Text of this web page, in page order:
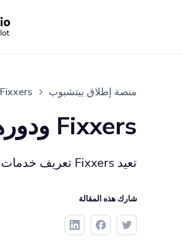
منصة إطلاق بيتشبوب Fixxers ودورها في تحويل سوق خدمات إصلاح المنازل
Fixxers ودورها في تحويل سوق خدمات إصلاح المنازل
تعيد Fixxers تعريف خدمات إصلاح المنازل في الإمارات العربية المتحدة، باستخدام تطبيق جوال لتعزيز الكفاءة
شارك هذه المقالة